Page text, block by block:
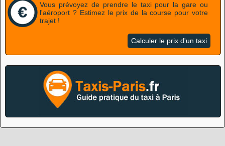
Vous prévoyez de prendre le taxi pour la gare ou
l'aéroport ? Estimez le prix de la course pour votre
trajet !
Calculer le prix d'un taxi